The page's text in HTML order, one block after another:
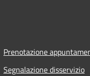
Prenotazione
Segnalazione disservizio